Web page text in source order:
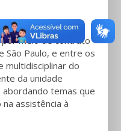
Brasileira
por meio de contrato
São Paulo, e entre os
multidisciplinar do
da unidade
temas que
assistência à